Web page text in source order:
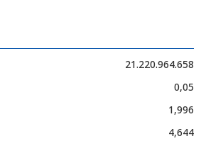
21.220.964.658
0,05
1,996
4,644